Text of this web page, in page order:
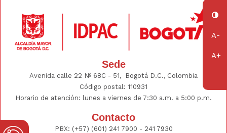
Sede
Avenida calle 22 Nº 68C - 51, Bogotá D.C., Colombia
Código postal: 110931
Horario de atención: lunes a viernes de 7:30 a.m. a 5:00 p.m.
Contacto
PBX: (+57) (601) 241 7900 - 241 7930